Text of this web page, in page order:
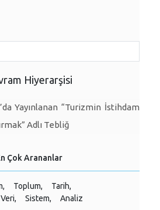
Hiyerarşisi
Yayınlanan “Turizmin İstihdam
Adlı Tebliğ
Çok Arananlar
Toplum,
Tarih,
Veri, Sistem, Analiz